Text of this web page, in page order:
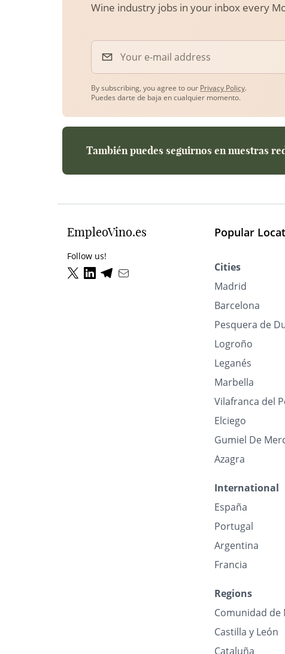
Wine industry jobs in your inbox every
Your e-mail address
By subscribing, you agree to our Privacy Policy.
Puedes darte de baja en cualquier momento.
También puedes seguirnos en nuestras
EmpleoVino.es
Follow us!
Popular
Cities
Madrid
Barcelona
Pesquera de
Logroño
Leganés
Marbella
Vilafranca del
Elciego
Gumiel De
Azagra
International
España
Portugal
Argentina
Francia
Regions
Comunidad de
Castilla y León
Cataluña